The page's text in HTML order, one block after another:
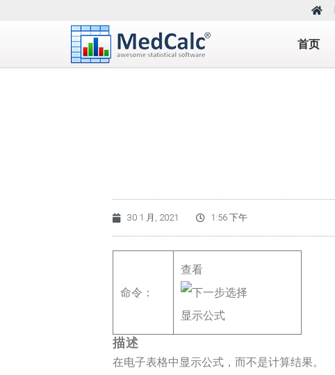
首页
30 1 月, 2021 1:56 下午
命令：
查看
显示公式
描述
在电子表格中显示公式，而不是计算结果。